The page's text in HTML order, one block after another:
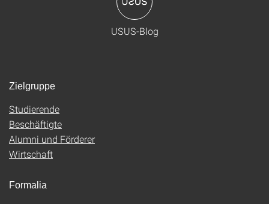
USUS-Blog
Zielgruppe
Studierende
Beschäftigte
Alumni und Förderer
Wirtschaft
Formalia